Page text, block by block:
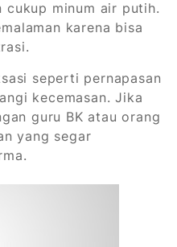
cukup minum air putih.
karena bisa
seperti pernapasan
kecemasan. Jika
guru BK atau orang
yang segar